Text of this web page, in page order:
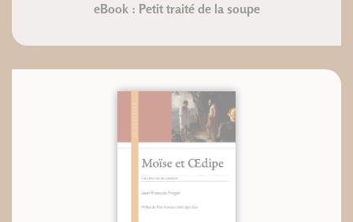
eBook : Petit traité de la soupe